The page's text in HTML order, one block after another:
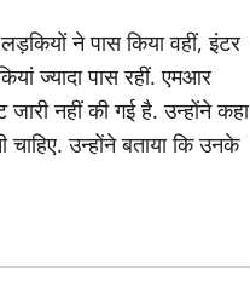
ने पास किया वहीं, इंटर
ज्यादा पास रहीं. एमआर
नहीं की गई है. उन्होंने कहा
उन्होंने बताया कि उनके